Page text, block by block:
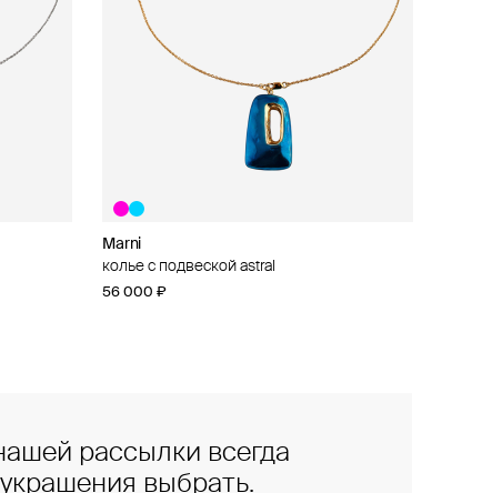
Marni
колье с подвеской astral
56 000 ₽
рассылки всегда
выбрать.